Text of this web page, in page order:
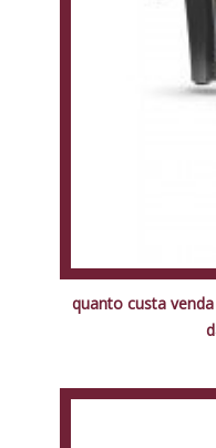
quanto custa